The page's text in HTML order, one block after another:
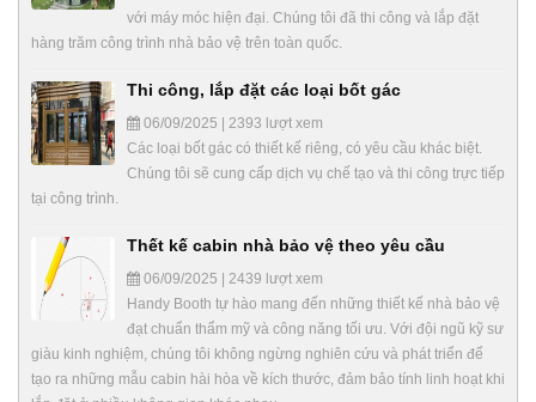
với máy móc hiện đại. Chúng tôi đã thi công và lắp đặt
hàng trăm công trình nhà bảo vệ trên toàn quốc.
Thi công, lắp đặt các loại bốt gác
06/09/2025 | 2393 lượt xem
Các loại bốt gác có thiết kế riêng, có yêu cầu khác biệt.
Chúng tôi sẽ cung cấp dịch vụ chế tạo và thi công trực tiếp
tại công trình.
Thết kế cabin nhà bảo vệ theo yêu cầu
06/09/2025 | 2439 lượt xem
Handy Booth tự hào mang đến những thiết kế nhà bảo vệ
đạt chuẩn thẩm mỹ và công năng tối ưu. Với đội ngũ kỹ sư
giàu kinh nghiệm, chúng tôi không ngừng nghiên cứu và phát triển để
tạo ra những mẫu cabin hài hòa về kích thước, đảm bảo tính linh hoạt khi